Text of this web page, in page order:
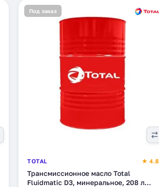
Под заказ
TOTAL ★ 4.8
Трансмиссионное масло Total
Fluidmatic D3, минеральное, 208 л